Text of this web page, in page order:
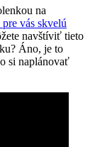
na
pre vás skvelú
navštíviť tieto
Áno, je to
si naplánovať